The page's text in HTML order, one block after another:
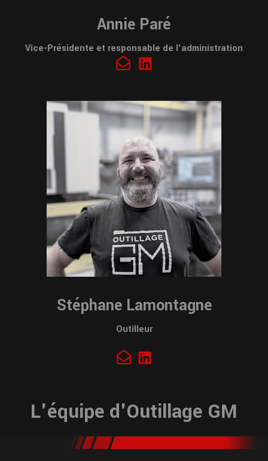
Annie Paré
Vice-Présidente et responsable de l'administration
Stéphane Lamontagne
Outilleur
L'équipe d'Outillage GM